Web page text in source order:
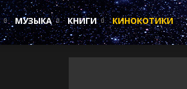
МУЗЫКА КНИГИ КИНОКОТИКИ